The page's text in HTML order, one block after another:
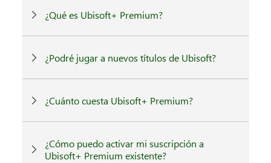
¿Qué es Ubisoft+ Premium?
¿Podré jugar a nuevos títulos de Ubisoft?
¿Cuánto cuesta Ubisoft+ Premium?
¿Cómo puedo activar mi suscripción a
Ubisoft+ Premium existente?